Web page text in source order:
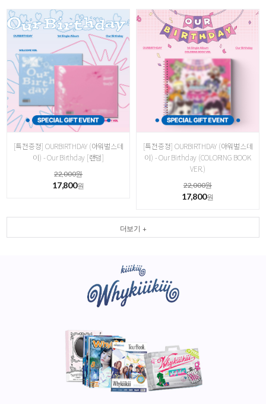
[특전증정] OURBIRTHDAY (아워벌스데
이) - Our Birthday [랜덤]
22,000원
17,800원
[특전증정] OURBIRTHDAY (아워벌스데
이) - Our Birthday (COLORING BOOK
VER.)
22,000원
17,800원
더보기 +